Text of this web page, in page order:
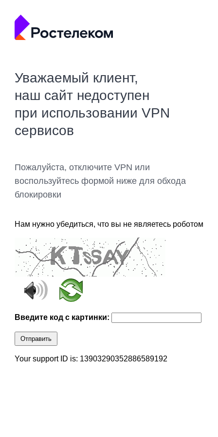
Уважаемый клиент,
наш сайт недоступен
при использовании VPN
сервисов
Пожалуйста, отключите VPN или
воспользуйтесь формой ниже для обхода
блокировки
Нам нужно убедиться, что вы не являетесь роботом
Введите код с картинки:
Отправить
Your support ID is: 13903290352886589192